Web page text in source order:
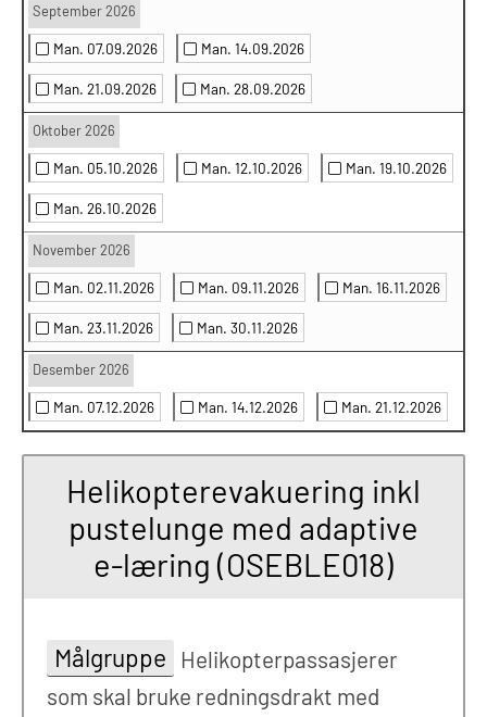
September 2026
Man. 07.09.2026 Man. 14.09.2026
Man. 21.09.2026 Man. 28.09.2026
Oktober 2026
Man. 05.10.2026 Man. 12.10.2026 Man. 19.10.2026
Man. 26.10.2026
November 2026
Man. 02.11.2026 Man. 09.11.2026 Man. 16.11.2026
Man. 23.11.2026 Man. 30.11.2026
Desember 2026
Man. 07.12.2026 Man. 14.12.2026 Man. 21.12.2026
Helikopterevakuering inkl
pustelunge med adaptive
e-læring (OSEBLE018)
Målgruppe
Helikopterpassasjerer
som skal bruke redningsdrakt med